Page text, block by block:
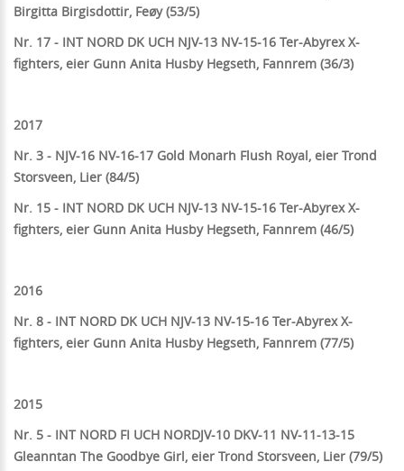
Birgitta Birgisdottir, Feøy (53/5)
Nr. 17 - INT NORD DK UCH NJV-13 NV-15-16 Ter-Abyrex X-
fighters, eier Gunn Anita Husby Hegseth, Fannrem (36/3)
2017
Nr. 3 - NJV-16 NV-16-17 Gold Monarh Flush Royal, eier Trond
Storsveen, Lier (84/5)
Nr. 15 - INT NORD DK UCH NJV-13 NV-15-16 Ter-Abyrex X-
fighters, eier Gunn Anita Husby Hegseth, Fannrem (46/5)
2016
Nr. 8 - INT NORD DK UCH NJV-13 NV-15-16 Ter-Abyrex X-
fighters, eier Gunn Anita Husby Hegseth, Fannrem (77/5)
2015
Nr. 5 - INT NORD FI UCH NORDJV-10 DKV-11 NV-11-13-15
Gleanntan The Goodbye Girl, eier Trond Storsveen, Lier (79/5)